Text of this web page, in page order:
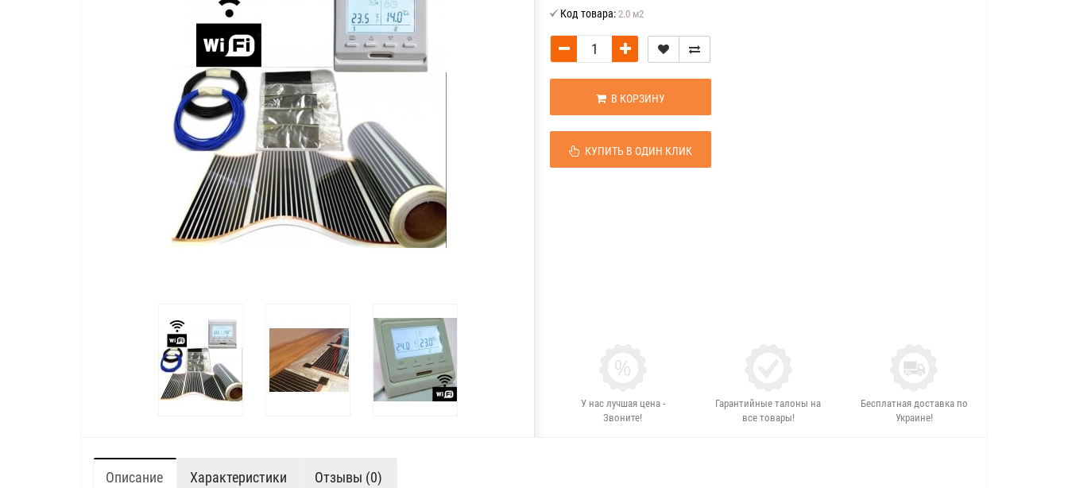
Код товара: 2.0 м2
В КОРЗИНУ
КУПИТЬ В ОДИН КЛИК
У нас лучшая цена -
Звоните!
Гарантийные талоны на
все товары!
Бесплатная доставка по
Украине!
Описание Характеристики Отзывы (0)